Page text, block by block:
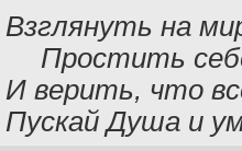
Взглянуть на
Простить
И верить, что
Пускай Душа и